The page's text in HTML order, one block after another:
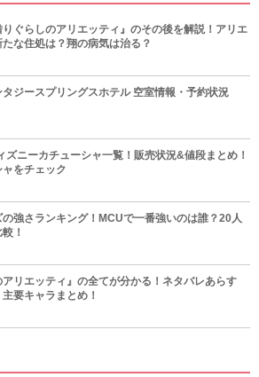
りぐらしのアリエッティ』のその後を解説！アリエ
な住処は？翔の病気は治る？
タジースプリングスホテル 空室情報・予約状況
ズニーカチューシャ一覧！販売状況&値段まとめ！
をチェック
強さランキング！MCUで一番強いのは誰？20人
！
アリエッティ』の全てが分かる！ネタバレあらす
要キャラまとめ！